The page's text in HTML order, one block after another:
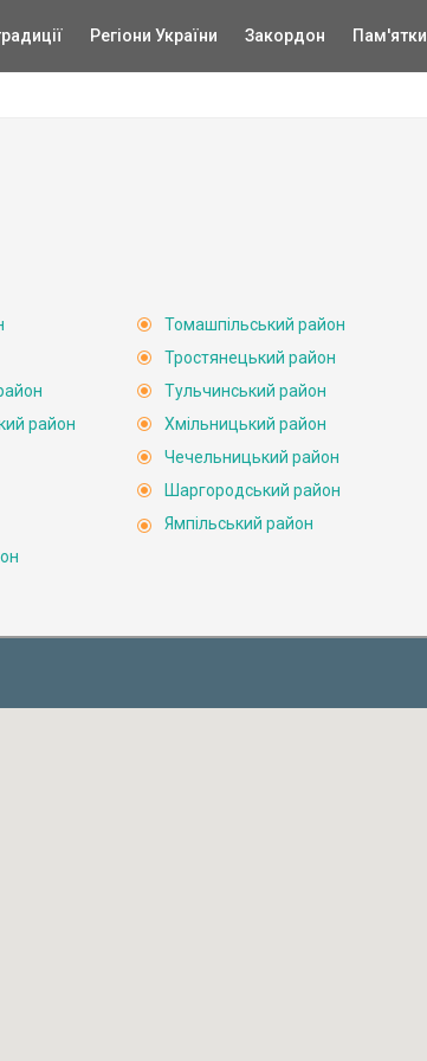
Регіони України Закордон Пам'ятки
район
Томашпільський район
Тростянецький район
Тульчинський район
Хмільницький район
Чечельницький район
Шаргородський район
Ямпільський район